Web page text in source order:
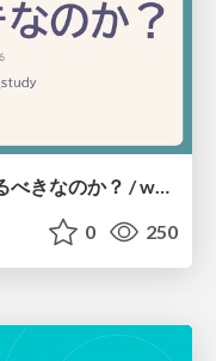
コンポーネント名には何を含めるべきなのか？ / what-should-be-included-in-component-names
0 250